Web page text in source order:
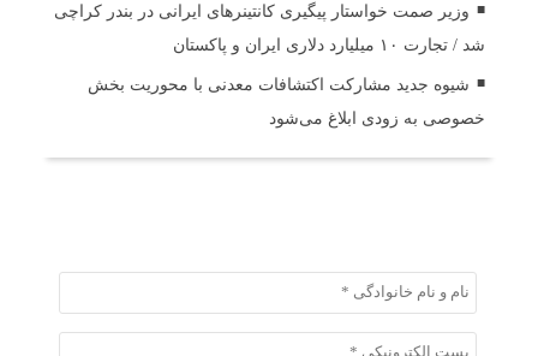
وزیر صمت خواستار پیگیری کانتینرهای ایرانی در بندر کراچی
شد / تجارت ۱۰ میلیارد دلاری ایران و پاکستان
شیوه جدید مشارکت اکتشافات معدنی با محوریت بخش
خصوصی به زودی ابلاغ می‌شود